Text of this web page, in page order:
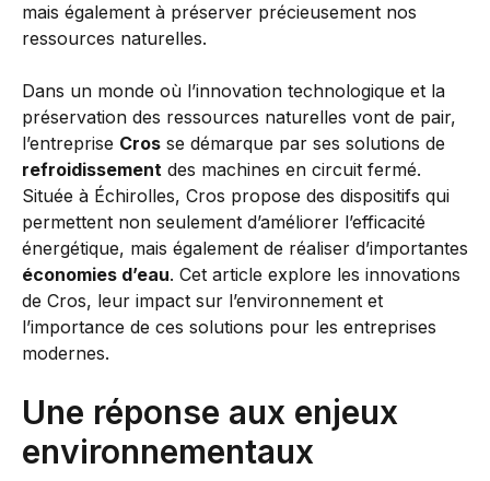
mais également à préserver précieusement nos
ressources naturelles.
Dans un monde où l’innovation technologique et la
préservation des ressources naturelles vont de pair,
l’entreprise Cros se démarque par ses solutions de
refroidissement des machines en circuit fermé.
Située à Échirolles, Cros propose des dispositifs qui
permettent non seulement d’améliorer l’efficacité
énergétique, mais également de réaliser d’importantes
économies d’eau. Cet article explore les innovations
de Cros, leur impact sur l’environnement et
l’importance de ces solutions pour les entreprises
modernes.
Une réponse aux enjeux
environnementaux